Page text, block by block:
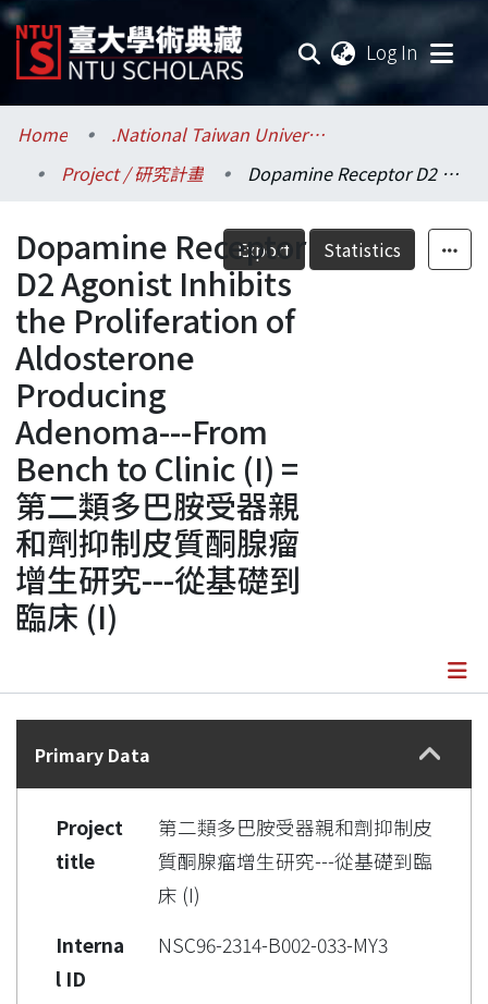
Log In
Communities & Collections
Research Outputs
Fundings & Projects
Researchers
Organizations
Statistics
Home
.National Taiwan University / 國立臺灣大學
Project / 研究計畫
Dopamine Receptor D2 Agonist Inhibits the Proliferation of Aldosterone Producing Adenoma---From Bench to Clinic (I) = 第二類多巴胺受器親和劑抑制皮質酮腺瘤增生研究---從基礎到臨床 (I)
Export Statistics
Dopamine Receptor
D2 Agonist Inhibits
the Proliferation of
Aldosterone
Producing
Adenoma---From
Bench to Clinic (I) =
第二類多巴胺受器親
和劑抑制皮質酮腺瘤
增生研究---從基礎到
臨床 (I)
Details
Primary Data
Project
title
第二類多巴胺受器親和劑抑制皮
質酮腺瘤增生研究---從基礎到臨
床 (I)
Interna
l ID
NSC96-2314-B002-033-MY3